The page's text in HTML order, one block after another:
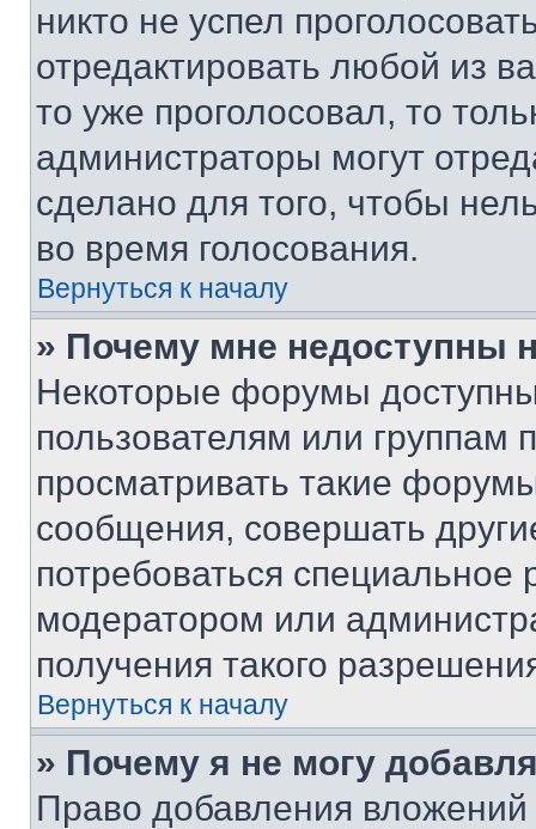
никто не успел
отредактировать любой из
то уже проголосовал, то
администраторы могут
сделано для того, чтобы
во время голосования.
Вернуться к началу
» Почему мне недоступны
Некоторые форумы
пользователям или группам
просматривать такие
сообщения, совершать
потребоваться
модератором или
получения такого
Вернуться к началу
» Почему я не могу
Право добавления